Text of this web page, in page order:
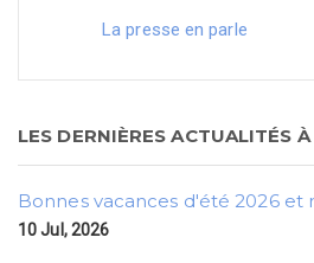
La presse en parle
LES DERNIÈRES ACTUALITÉS
Bonnes vacances d'été 2026 et
10 Jul, 2026